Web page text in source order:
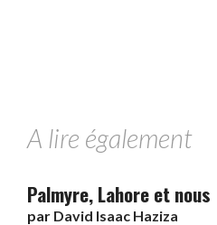
A lire également
Palmyre, Lahore et nous
par David Isaac Haziza